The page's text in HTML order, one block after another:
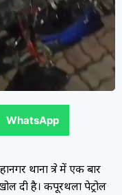
WhatsApp
थाना क्षेत्र में एक बार
दी है। कपूरथला पेट्रोल